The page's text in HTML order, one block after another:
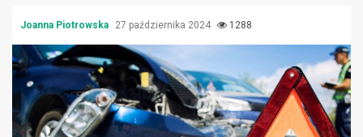
Joanna Piotrowska 27 października 2024 1288